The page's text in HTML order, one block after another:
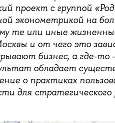
проект с группой
эконометрикой на
те или иные
и от чего это
бизнес, а где-
обладает
о практиках
для